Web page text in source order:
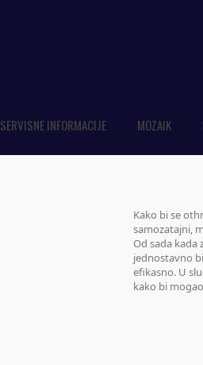
SERVISNE INFORMACIJE MOZAIK
Kako bi se
samozatajni,
Od sada kada
jednostavno
efikasno. U
kako bi